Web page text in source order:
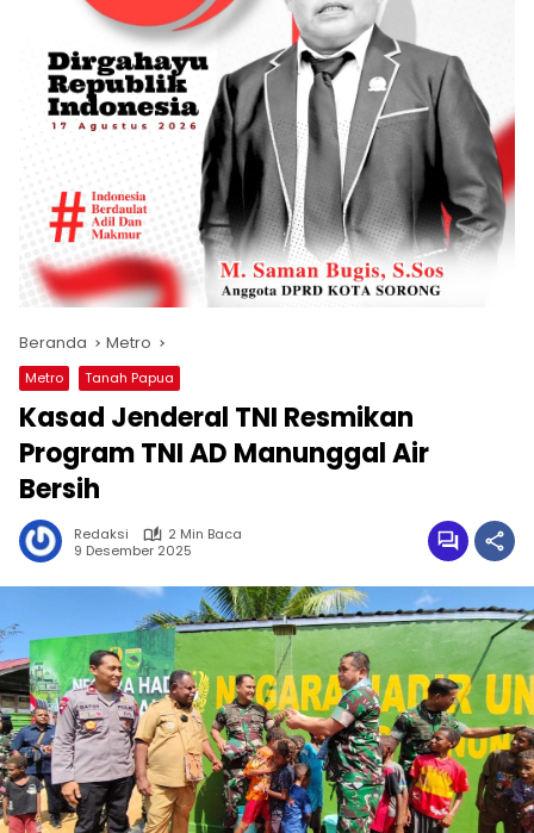
Beranda Metro
Metro Tanah Papua
Kasad Jenderal TNI Resmikan
Program TNI AD Manunggal Air
Bersih
Redaksi
2 Min Baca
9 Desember 2025